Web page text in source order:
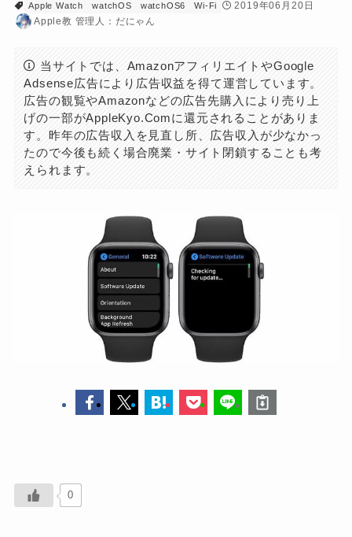
Apple Watch
watchOS watchOS6 Wi-Fi
2019年06月20日
Apple教 管理人：だにゃん
当サイトでは、AmazonアフィリエイトやGoogle
Adsense広告により広告収益を得て運営しています。
広告の観覧やAmazonなどの広告先購入により売り上
げの一部がAppleKyo.Comに還元されることがありま
す。昨年の広告収入を見直し所、広告収入が少なかっ
たので今後も続く場合廃業・サイト閉鎖することも考
えられます。
0